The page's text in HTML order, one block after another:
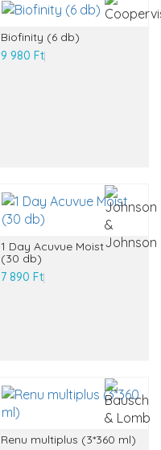
Biofinity (6 db)
9 980 Ft
1 Day Acuvue Moist
(30 db)
7 890 Ft
Renu multiplus (3*360 ml)